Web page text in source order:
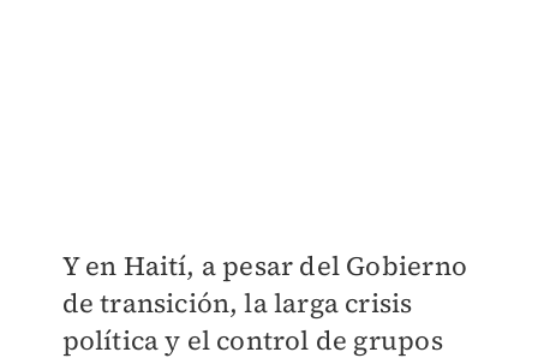
Y en Haití, a pesar del Gobierno
de transición, la larga crisis
política y el control de grupos